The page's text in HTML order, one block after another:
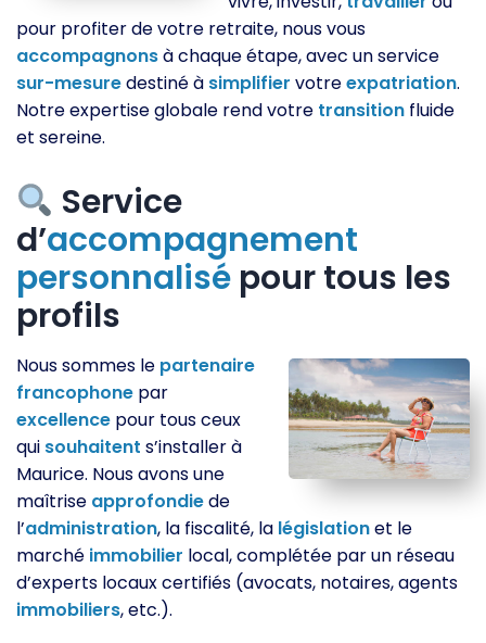
pour profiter de votre retraite, nous vous
accompagnonsà chaque étape, avec un service
sur-mesuredestiné à simplifier votreexpatriation.
Notre expertise globale rend votre transition fluide
et sereine.
Service
d’accompagnement
personnalisé pour tous les
profils
Nous sommes le partenaire
francophone par
excellence pour tous ceux
qui souhaitent s’installer à
Maurice. Nous avons une
maîtrise approfondiede
l’administration, la fiscalité, la législationet le
marché immobilier local, complétée par un réseau
d’experts locaux certifiés (avocats, notaires, agents
immobiliers, etc.).